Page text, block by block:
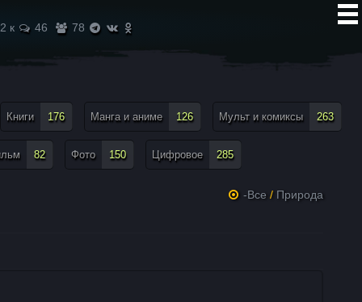
2 к 46 78
Книги 176 Манга и аниме 126 Мульт и комиксы 263
82 Фото 150 Цифровое 285
-Все / Природа